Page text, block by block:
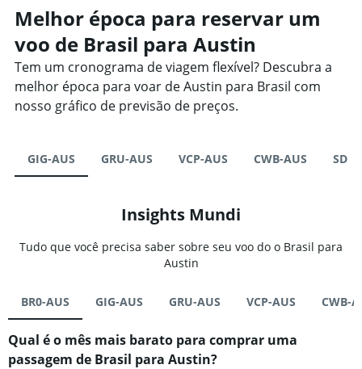
Melhor época para reservar um
voo de Brasil para Austin
Tem um cronograma de viagem flexível? Descubra a
melhor época para voar de Austin para Brasil com
nosso gráfico de previsão de preços.
GIG-AUS GRU-AUS VCP-AUS CWB-AUS
Insights Mundi
Tudo que você precisa saber sobre seu voo do o Brasil para
Austin
BR0-AUS GIG-AUS GRU-AUS VCP-AUS CWB-
Qual é o mês mais barato para comprar uma
passagem de Brasil para Austin?